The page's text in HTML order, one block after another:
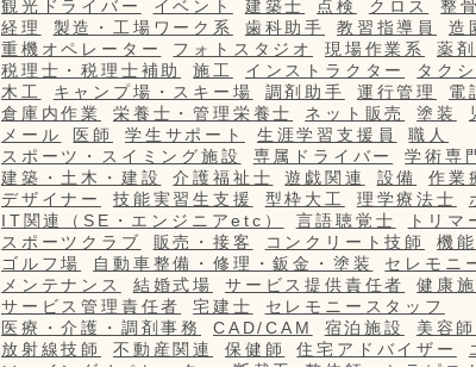
観光ドライバー
イベント 建築士 点検 クロス
整
経理
製造・工場ワーク系 歯科助手 教習指導員
造
重機オペレーター
フォトスタジオ 現場作業系
薬
税理士・税理士補助
施工 インストラクター
タク
木工
キャンプ場・スキー場 調剤助手 運行管理 電
倉庫内作業
栄養士・管理栄養士 ネット販売 塗装
メール
医師 学生サポート 生涯学習支援員
職人
スポーツ・スイミング施設
専属ドライバー 学術専
建築・土木・建設
介護福祉士 遊戯関連 設備 作業
デザイナー
技能実習生支援 型枠大工 理学療法士
IT関連（SE・エンジニアetc）
言語聴覚士
トリマ
スポーツクラブ
販売・接客 コンクリート技師
機
ゴルフ場
自動車整備・修理・鈑金・塗装 セレモニ
メンテナンス
結婚式場 サービス提供責任者
健康
サービス管理責任者
宅建士
セレモニースタッフ
医療・介護・調剤事務
CAD/CAM 宿泊施設
美容
放射線技師
不動産関連 保健師 住宅アドバイザー